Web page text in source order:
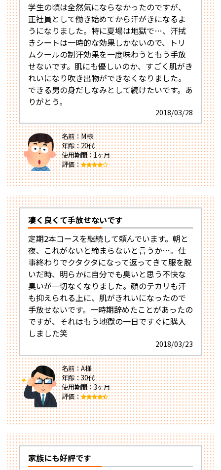
学生の頃は全然気にならなかったのですが、
正社員として働き始めてから汗がきになるよ
うになりました。特に夏場は地獄で…、汗拭
きシートは一時的な効果しかないので、トリ
ムクールの制汗効果を一度味わうともう手放
せないです。肌にも優しいのか、すごく肌がき
れいになり吹き出物ができなくなりました。
できる男の身だしなみとして続けたいです。あ
りがとう。
2018/03/28
名前：M様
年齢：20代
使用期間：1ヶ月
評価：
凄く良くて手放せないです
定期2本コースを継続して頼んでいます。朝と
夜、これがないと締まらないと言うか…。仕
事終わりでクタクタになって返ってきて服を脱
いだ時、明らかに自分でも臭いと思う不快な
臭いが一切なくなりました。顔のテカリも汗
も抑えられる上に、肌がきれいになったので
手放せないです。一時期辞めたことがあったの
ですが、それはもう地獄の一日ですぐに購入
しました笑
2018/03/23
名前：A様
年齢：30代
使用期間：3ヶ月
評価：
家族にも好評です